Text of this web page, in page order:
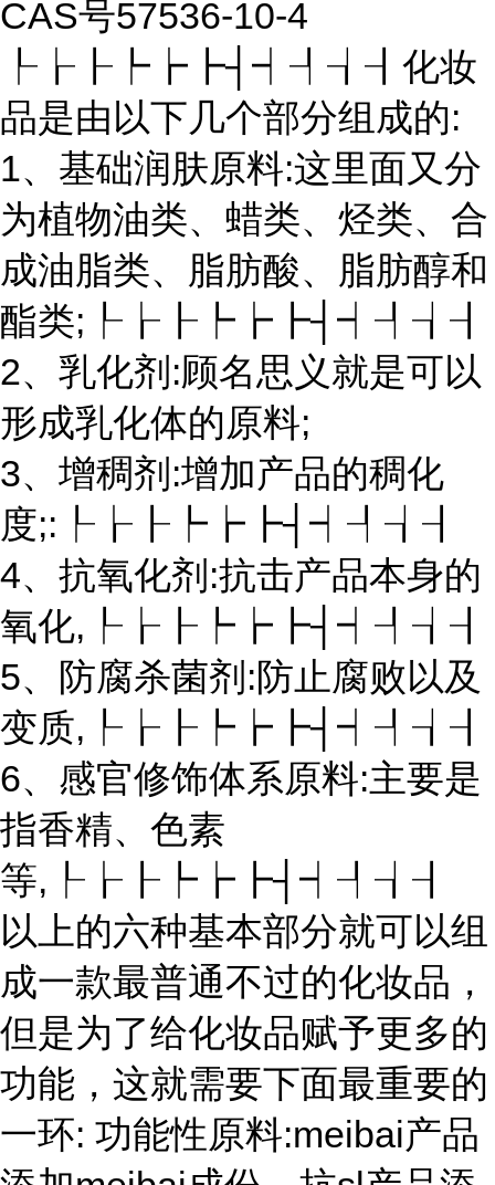
CAS号57536-10-4
┞┟┠┡┢┣┤┥┦┧┨化妆
品是由以下几个部分组成的:
1、基础润肤原料:这里面又分
为植物油类、蜡类、烃类、合
成油脂类、脂肪酸、脂肪醇和
酯类;┞┟┠┡┢┣┤┥┦┧┨
2、乳化剂:顾名思义就是可以
形成乳化体的原料;
3、增稠剂:增加产品的稠化
度;:┞┟┠┡┢┣┤┥┦┧┨
4、抗氧化剂:抗击产品本身的
氧化,┞┟┠┡┢┣┤┥┦┧┨
5、防腐杀菌剂:防止腐败以及
变质,┞┟┠┡┢┣┤┥┦┧┨
6、感官修饰体系原料:主要是
指香精、色素
等,┞┟┠┡┢┣┤┥┦┧┨
以上的六种基本部分就可以组
成一款最普通不过的化妆品，
但是为了给化妆品赋予更多的
功能，这就需要下面最重要的
一环: 功能性原料:meibai产品